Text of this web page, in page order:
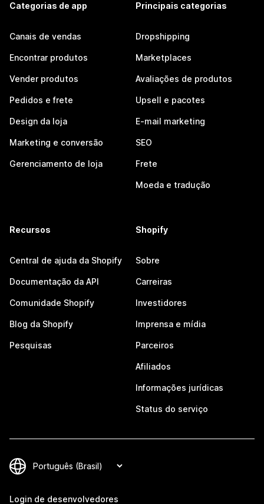
Categorias de app
Canais de vendas
Encontrar produtos
Vender produtos
Pedidos e frete
Design da loja
Marketing e conversão
Gerenciamento de loja
Principais categorias
Dropshipping
Marketplaces
Avaliações de produtos
Upsell e pacotes
E-mail marketing
SEO
Frete
Moeda e tradução
Recursos
Central de ajuda da Shopify
Documentação da API
Comunidade Shopify
Blog da Shopify
Pesquisas
Shopify
Sobre
Carreiras
Investidores
Imprensa e mídia
Parceiros
Afiliados
Informações jurídicas
Status do serviço
Login de desenvolvedores